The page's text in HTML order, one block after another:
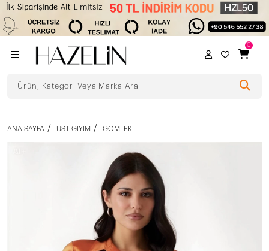
0
ANA SAYFA ÜST GIYIM GÖMLEK